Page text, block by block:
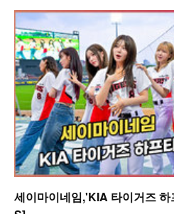
세이마이네임,'KIA 타이거즈